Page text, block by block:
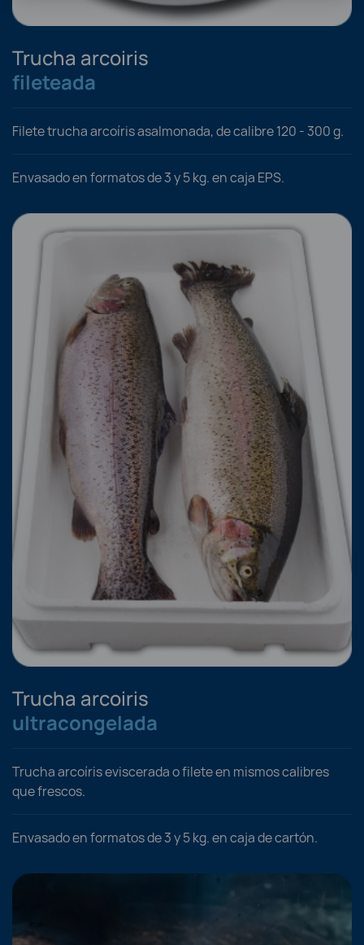
Trucha arcoiris
fileteada
Filete trucha arcoíris asalmonada, de calibre 120 - 300 g.
Envasado en formatos de 3 y 5 kg. en caja EPS.
Trucha arcoiris
ultracongelada
Trucha arcoíris eviscerada o filete en mismos calibres
que frescos.
Envasado en formatos de 3 y 5 kg. en caja de cartón.